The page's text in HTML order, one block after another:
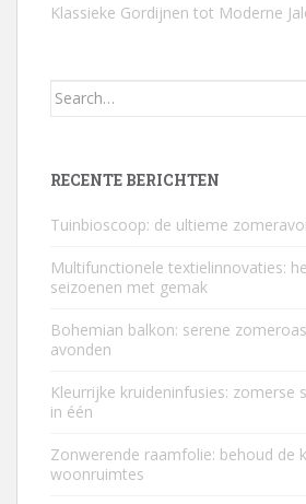
Klassieke Gordijnen tot Moderne
Search
RECENTE BERICHTEN
Tuinbioscoop: de ultieme
Multifunctionele textielinnovaties:
seizoenen met gemak
Bohemian balkon: serene
avonden
Kleurrijke kruideninfusies: zomerse
in één
Zonwerende raamfolie: behoud de
woonruimtes